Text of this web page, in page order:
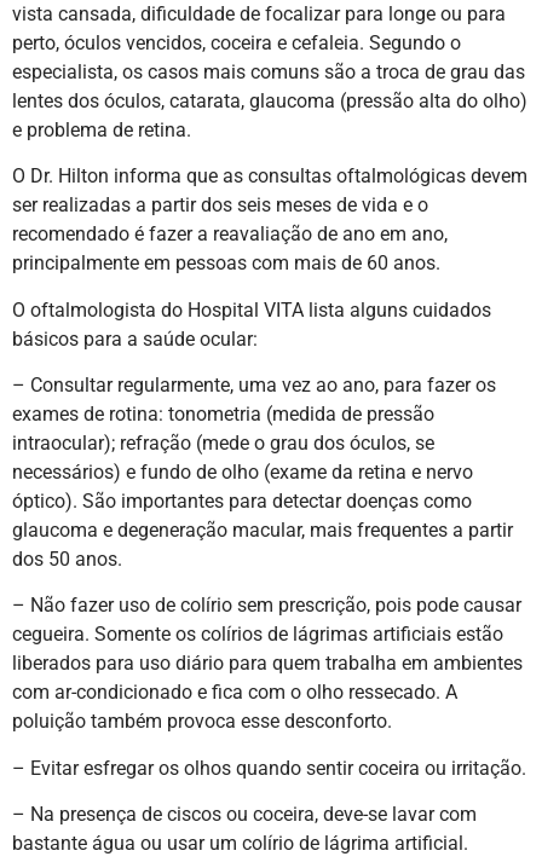
vista cansada, dificuldade de focalizar para longe ou para
perto, óculos vencidos, coceira e cefaleia. Segundo o
especialista, os casos mais comuns são a troca de grau das
lentes dos óculos, catarata, glaucoma (pressão alta do olho)
e problema de retina.
O Dr. Hilton informa que as consultas oftalmológicas devem
ser realizadas a partir dos seis meses de vida e o
recomendado é fazer a reavaliação de ano em ano,
principalmente em pessoas com mais de 60 anos.
O oftalmologista do Hospital VITA lista alguns cuidados
básicos para a saúde ocular:
– Consultar regularmente, uma vez ao ano, para fazer os
exames de rotina: tonometria (medida de pressão
intraocular); refração (mede o grau dos óculos, se
necessários) e fundo de olho (exame da retina e nervo
óptico). São importantes para detectar doenças como
glaucoma e degeneração macular, mais frequentes a partir
dos 50 anos.
– Não fazer uso de colírio sem prescrição, pois pode causar
cegueira. Somente os colírios de lágrimas artificiais estão
liberados para uso diário para quem trabalha em ambientes
com ar-condicionado e fica com o olho ressecado. A
poluição também provoca esse desconforto.
– Evitar esfregar os olhos quando sentir coceira ou irritação.
– Na presença de ciscos ou coceira, deve-se lavar com
bastante água ou usar um colírio de lágrima artificial.